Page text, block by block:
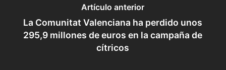
Artículo anterior
La Comunitat Valenciana ha perdido unos
295,9 millones de euros en la campaña de
cítricos